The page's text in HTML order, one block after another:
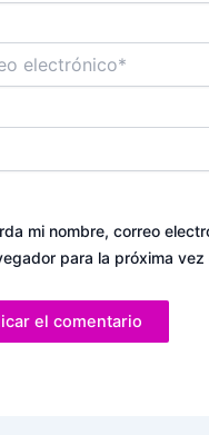
mi nombre, correo
para la próxima vez